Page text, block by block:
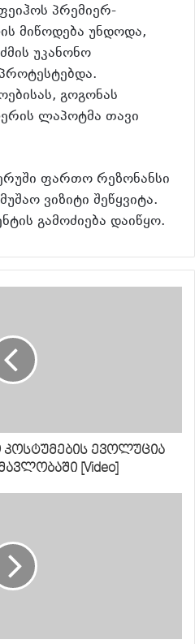
პრემიერ-
მიწოდება უნდოდა,
უკანონო
გოგონას
ლაპოტმა თავი
ფართო რეზონანსი
ვიზიტი შეწყვიტა.
გამოძიება დაიწყო.
კოსტუმების ევოლუცია
[Video]